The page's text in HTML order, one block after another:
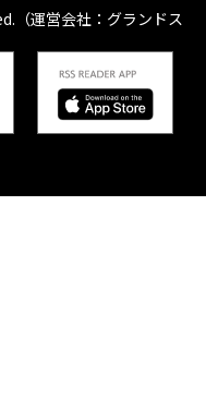
運営会社：グランドス